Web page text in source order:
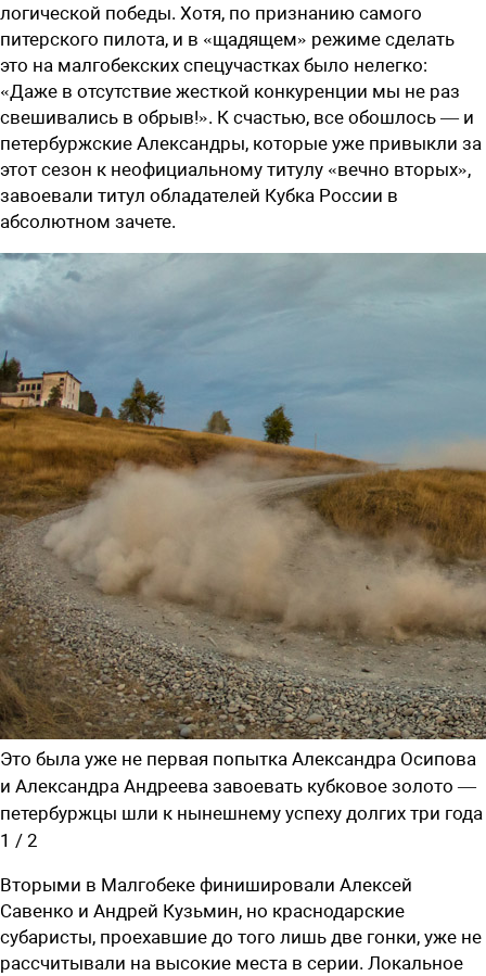
логической победы. Хотя, по признанию самого
питерского пилота, и в «щадящем» режиме сделать
это на малгобекских спецучастках было нелегко:
«Даже в отсутствие жесткой конкуренции мы не раз
свешивались в обрыв!». К счастью, все обошлось — и
петербуржские Александры, которые уже привыкли за
этот сезон к неофициальному титулу «вечно вторых»,
завоевали титул обладателей Кубка России в
абсолютном зачете.
Это была уже не первая попытка Александра Осипова
и Александра Андреева завоевать кубковое золото —
петербуржцы шли к нынешнему успеху долгих три года
1 / 2
Вторыми в Малгобеке финишировали Алексей
Савенко и Андрей Кузьмин, но краснодарские
субаристы, проехавшие до того лишь две гонки, уже не
рассчитывали на высокие места в серии. Локальное